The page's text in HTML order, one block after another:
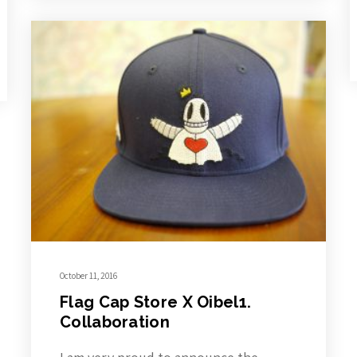
October 11, 2016
Flag Cap Store X Oibel1.
Collaboration